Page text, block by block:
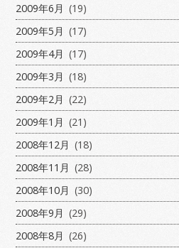
2009年6月 (19)
2009年5月 (17)
2009年4月 (17)
2009年3月 (18)
2009年2月 (22)
2009年1月 (21)
2008年12月 (18)
2008年11月 (28)
2008年10月 (30)
2008年9月 (29)
2008年8月 (26)